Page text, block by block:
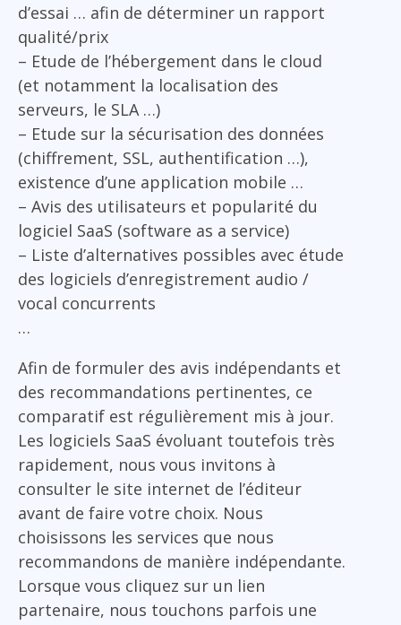
d’essai … afin de déterminer un rapport
qualité/prix
– Etude de l’hébergement dans le cloud
(et notamment la localisation des
serveurs, le SLA …)
– Etude sur la sécurisation des données
(chiffrement, SSL, authentification …),
existence d’une application mobile …
– Avis des utilisateurs et popularité du
logiciel SaaS (software as a service)
– Liste d’alternatives possibles avec étude
des logiciels d’enregistrement audio /
vocal concurrents
…
Afin de formuler des avis indépendants et
des recommandations pertinentes, ce
comparatif est régulièrement mis à jour.
Les logiciels SaaS évoluant toutefois très
rapidement, nous vous invitons à
consulter le site internet de l’éditeur
avant de faire votre choix. Nous
choisissons les services que nous
recommandons de manière indépendante.
Lorsque vous cliquez sur un lien
partenaire, nous touchons parfois une